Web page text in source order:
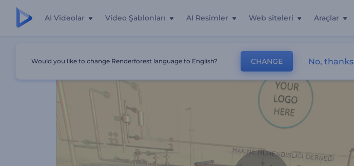
AI Videolar Video Şablonları AI Resimler Web siteleri Araçlar
Would you like to change Renderforest language to English? CHANGE No, thanks